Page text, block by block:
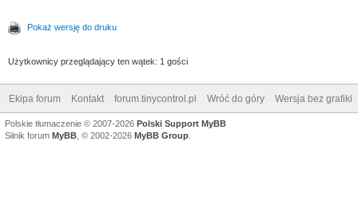
Pokaż wersję do druku
Użytkownicy przeglądający ten wątek: 1 gości
Ekipa forum Kontakt forum.tinycontrol.pl Wróć do góry Wersja bez grafiki
Polskie tłumaczenie © 2007-2026 Polski Support MyBB
Silnik forum MyBB , © 2002-2026 MyBB Group